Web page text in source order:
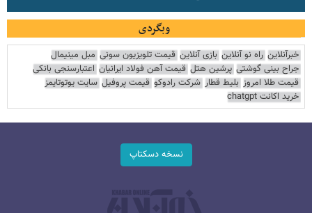
وبگردی
خبرآنلاین راه نو آنلاین بازی آنلاین قیمت تلویزیون سونی مبل مینیمال
جراح بینی گوشتی پرشین هتل قیمت آهن فولاد ایرانیان اعتبارسنجی بانکی
قیمت طلا امروز بلیط قطار شرکت رادوکو قیمت پروفیل سایت یوتوتایمز
خرید اکانت chatgpt
نسخه دسکتاپ